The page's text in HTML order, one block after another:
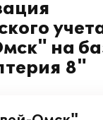
на
8"